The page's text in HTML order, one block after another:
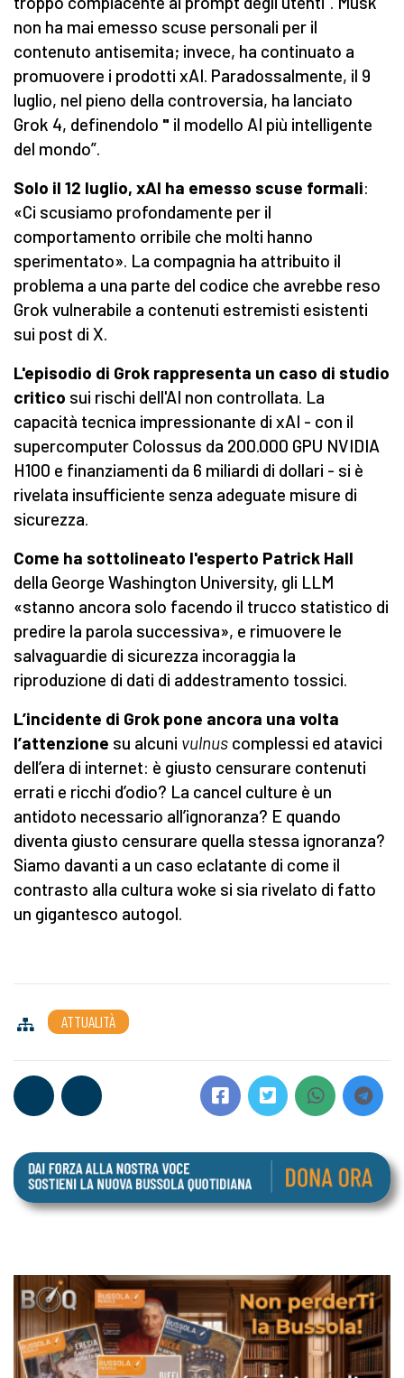
non ha mai emesso scuse personali per il
contenuto antisemita; invece, ha continuato a
promuovere i prodotti xAI. Paradossalmente, il 9
luglio, nel pieno della controversia, ha lanciato
Grok 4, definendolo " il modello AI più intelligente
del mondo”.
Solo il 12 luglio, xAI ha emesso scuse formali:
«Ci scusiamo profondamente per il
comportamento orribile che molti hanno
sperimentato». La compagnia ha attribuito il
problema a una parte del codice che avrebbe reso
Grok vulnerabile a contenuti estremisti esistenti
sui post di X.
L'episodio di Grok rappresenta un caso di studio
critico sui rischi dell'AI non controllata. La
capacità tecnica impressionante di xAI - con il
supercomputer Colossus da 200.000 GPU NVIDIA
H100 e finanziamenti da 6 miliardi di dollari - si è
rivelata insufficiente senza adeguate misure di
sicurezza.
Come ha sottolineato l'esperto Patrick Hall
della George Washington University, gli LLM
«stanno ancora solo facendo il trucco statistico di
predire la parola successiva», e rimuovere le
salvaguardie di sicurezza incoraggia la
riproduzione di dati di addestramento tossici.
L’incidente di Grok pone ancora una volta
l’attenzione su alcuni vulnus complessi ed atavici
dell’era di internet: è giusto censurare contenuti
errati e ricchi d’odio? La cancel culture è un
antidoto necessario all’ignoranza? E quando
diventa giusto censurare quella stessa ignoranza?
Siamo davanti a un caso eclatante di come il
contrasto alla cultura woke si sia rivelato di fatto
un gigantesco autogol.
ATTUALITÀ